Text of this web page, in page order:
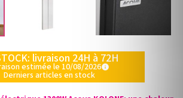
livraison 24H à 72H
estimée le 10/08/2026info
Derniers articles en stock